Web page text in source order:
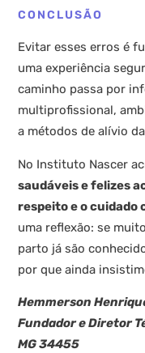
CONCLUSÃO
Evitar esses erros é
uma experiência
caminho passa por
multiprofissional,
a métodos de alívio
No Instituto Nascer
saudáveis e felizes
respeito e o cuidado
uma reflexão: se
parto já são
por que ainda
Hemmerson
Fundador e Diretor
MG 34455